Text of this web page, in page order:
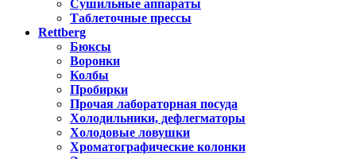
Сушильные аппараты
Таблеточные прессы
Rettberg
Бюксы
Воронки
Колбы
Пробирки
Прочая лабораторная посуда
Холодильники, дефлегматоры
Холодовые ловушки
Хроматографические колонки